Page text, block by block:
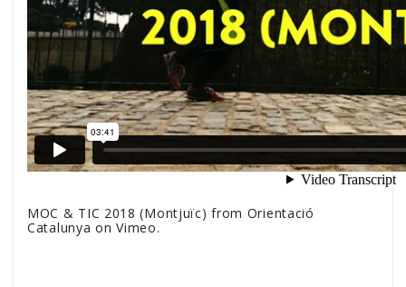
MOC & TIC 2018 (Montjuïc) from Orientació
Catalunya onVimeo.